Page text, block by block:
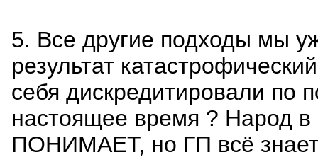
5. Все другие подходы мы
результат
себя дискредитировали
настоящее время ?
ПОНИМАЕТ, но ГП всё знает